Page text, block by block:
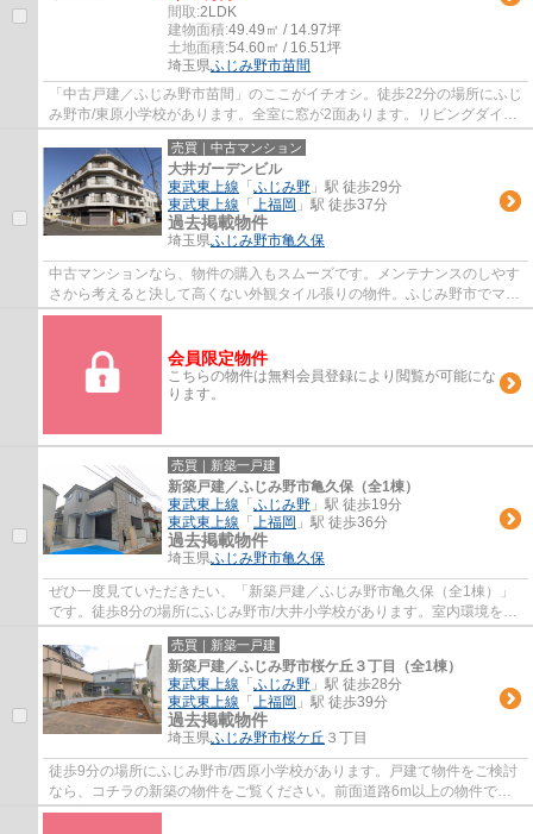
間取:2LDK
建物面積:49.49㎡ / 14.97坪
土地面積:54.60㎡ / 16.51坪
埼玉県ふじみ野市苗間
「中古戸建／ふじみ野市苗間」のここがイチオシ。徒歩22分の場所にふじ
み野市/東原小学校があります。全室に窓が2面あります。リビングダイニ
ングキッチンとサービスルームがある物件...
売買｜中古マンション
大井ガーデンビル
東武東上線 「 ふじみ野 」駅 徒歩29分
東武東上線 「 上福岡 」駅 徒歩37分
過去掲載物件
埼玉県ふじみ野市亀久保
中古マンションなら、物件の購入もスムーズです。メンテナンスのしやす
さから考えると決して高くない外観タイル張りの物件。ふじみ野市でマイ
ホームのご購入を検討している方は、ＬＤ...
会員限定物件
こちらの物件は無料会員登録により閲覧が可能にな
ります。
売買｜新築一戸建
新築戸建／ふじみ野市亀久保（全1棟）
東武東上線 「 ふじみ野 」駅 徒歩19分
東武東上線 「 上福岡 」駅 徒歩36分
過去掲載物件
埼玉県ふじみ野市亀久保
ぜひ一度見ていただきたい、「新築戸建／ふじみ野市亀久保（全1棟）」
です。徒歩8分の場所にふじみ野市/大井小学校があります。室内環境を左
右する基礎も、ベタ基礎となっているので安...
売買｜新築一戸建
新築戸建／ふじみ野市桜ケ丘３丁目（全1棟）
東武東上線 「 ふじみ野 」駅 徒歩28分
東武東上線 「 上福岡 」駅 徒歩39分
過去掲載物件
埼玉県ふじみ野市桜ケ丘 ３丁目
徒歩9分の場所にふじみ野市/西原小学校があります。戸建て物件をご検討
なら、コチラの新築の物件をご覧ください。前面道路6m以上の物件で
す。室内環境を左右する基礎も、ベタ基礎とな...